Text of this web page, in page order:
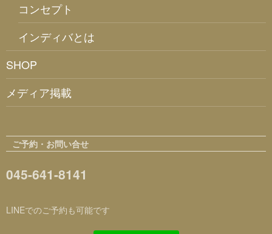
コンセプト
インディバとは
SHOP
メディア掲載
ご予約・お問い合せ
045-641-8141
LINEでのご予約も可能です